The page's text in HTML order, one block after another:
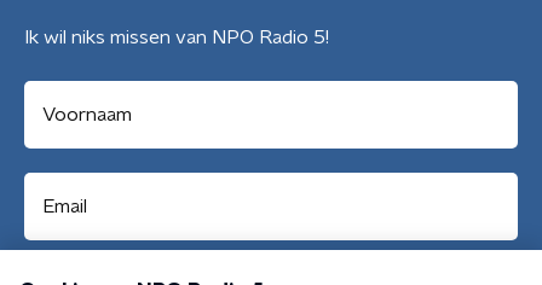
Ik wil niks missen van NPO Radio 5!